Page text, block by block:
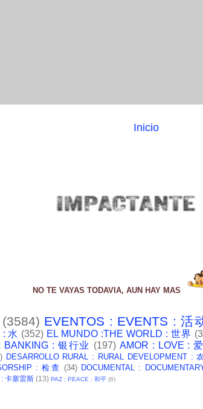
Inicio
NO TE VAYAS TODAVIA, AUN HAY MAS
(3584) EVENTOS : EVENTS : 活
: 水 (352) EL MUNDO :THE WORLD : 世界
BANKING : 银行业 (197) AMOR : LOVE : 爱
DESARROLLO RURAL : RURAL DEVELOPMENT :
: 检查 (34) DOCUMENTAL :
卡塞雷斯 (13) PAZ : PEACE : 和平 (6)